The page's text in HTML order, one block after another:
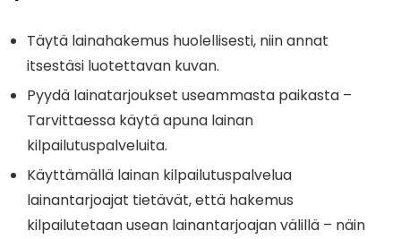
Täytä lainahakemus huolellisesti, niin annat
itsestäsi luotettavan kuvan.
Pyydä lainatarjoukset useammasta paikasta –
Tarvittaessa käytä apuna lainan
kilpailutuspalveluita.
Käyttämällä lainan kilpailutuspalvelua
lainantarjoajat tietävät, että hakemus
kilpailutetaan usean lainantarjoajan välillä – näin